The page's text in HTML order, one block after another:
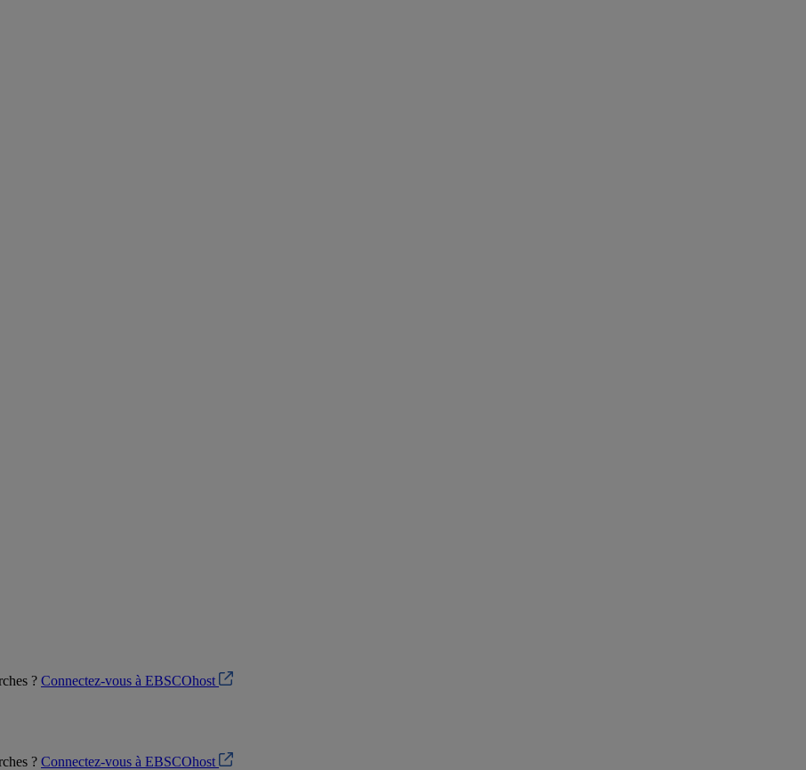
? Connectez-vous à EBSCOhost
? Connectez-vous à EBSCOhost